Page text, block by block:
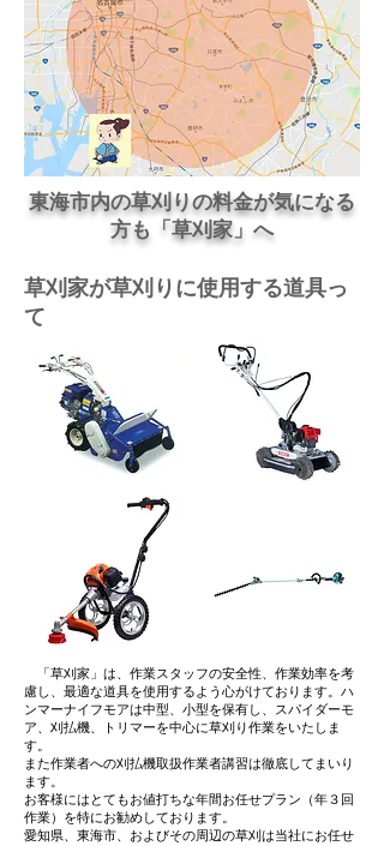
​ 「草刈家」は、作業スタッフの安全性、作業効率を考
慮し、最適な道具を使用するよう心がけております。ハ
ンマーナイフモアは中型、小型を保有し、スパイダーモ
ア、刈払機、トリマーを中心に草刈り作業をいたしま
す。
また作業者への刈払機取扱作業者講習は徹底してまいり
ます。
​お客様にはとてもお値打ちな年間お任せプラン（年３回
作業）を特にお勧めしております。
​愛知県、東海市、およびその周辺の草刈は当社にお任せ
東海市内の​草刈りの料金が気になる
方も「草刈家」へ
​草刈家が草刈りに使用する道具っ
て